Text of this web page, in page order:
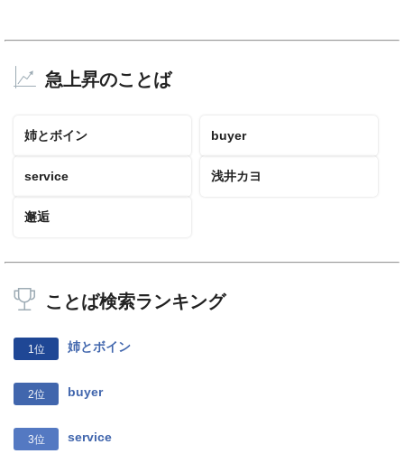
急上昇のことば
姉とボイン buyer
service 浅井カヨ
邂逅
ことば検索ランキング
1位 姉とボイン
2位 buyer
3位 service